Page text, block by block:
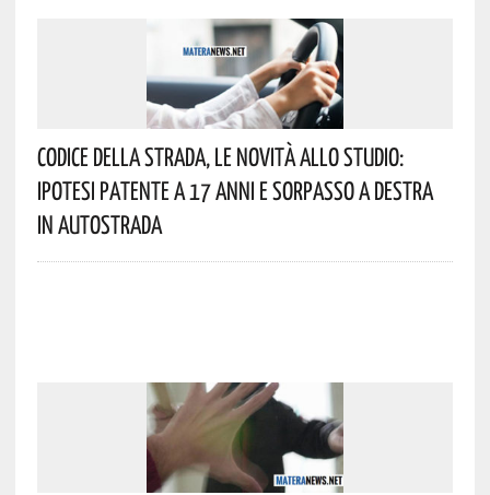
Codice Della Strada, Le Novità Allo Studio:
Ipotesi Patente A 17 Anni E Sorpasso A Destra
In Autostrada